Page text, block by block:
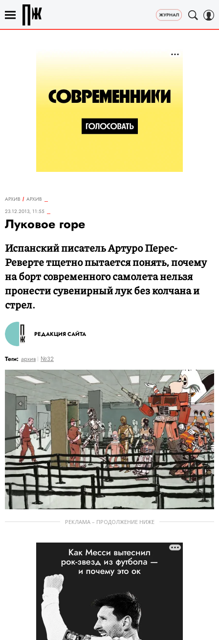
АРХИВ
АРХИВ
23.12.2013, 11:55
Луковое горе
Испанский писатель Артуро Перес-
Реверте тщетно пытается понять, почему
на борт современного самолета нельзя
пронести сувенирный лук без колчана и
стрел.
РЕДАКЦИЯ САЙТА
Теги: архив №32
РЕКЛАМА – ПРОДОЛЖЕНИЕ НИЖЕ